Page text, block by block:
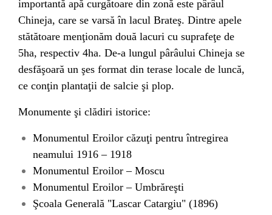
importantă apă curgătoare din zonă este pârâul
Chineja, care se varsă în lacul Brateş. Dintre apele
stătătoare menţionăm două lacuri cu suprafeţe de
5ha, respectiv 4ha. De-a lungul pârâului Chineja se
desfăşoară un şes format din terase locale de luncă,
ce conţin plantaţii de salcie şi plop.
Monumente şi clădiri istorice:
Monumentul Eroilor căzuţi pentru întregirea
neamului 1916 – 1918
Monumentul Eroilor – Moscu
Monumentul Eroilor – Umbrăreşti
Şcoala Generală "Lascar Catargiu" (1896)